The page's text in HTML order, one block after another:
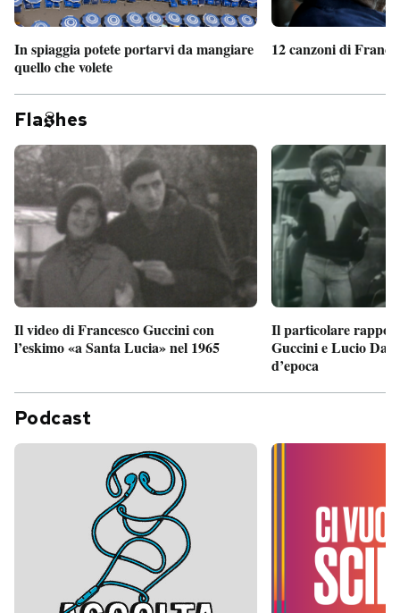
In spiaggia potete portarvi da mangiare
quello che volete
12 canzoni di
Fla hes
Il video di Francesco Guccini con
l’eskimo «a Santa Lucia» nel 1965
Il particolare
Guccini e Lucio
d’epoca
Podcast